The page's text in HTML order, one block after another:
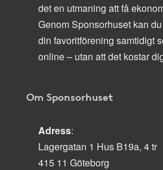
det en utmaning att få
Genom Sponsorhuset kan
din favoritförening samtidigt
online – utan att det kostar
Om Sponsorhuset
Adress:
Lagergatan 1 Hus B19a, 4 tr
415 11 Göteborg